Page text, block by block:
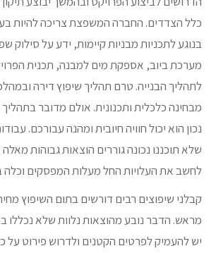
כלל הצדדים. החברה המשפצת צריכה להיות
בנוגע לתכניות מבניות קיימות, ידע על סילוק
מערכת ביוב, אספקת מים למבנה, תכנית
לתהליך הבנייה. טרם תהליך שיפוץ דירה
מבחינה כלכלית ותכנונית. אולם מדובר
נכון הוא יכול חוויה חיובית ומהנה עבורכם.
שלא תוכננו נכונה גוררים הוצאות גבוהות
לחשב את העלויות החל מעלות המפסקים וכלה
קבלני שיפוצים רבים דורשים בתום השיפוץ
מראש. הדבר נובע מהוצאות נלוות שלא נכללו
יש להעמיק לפרטים הקטנים ולדרוש פירוט על